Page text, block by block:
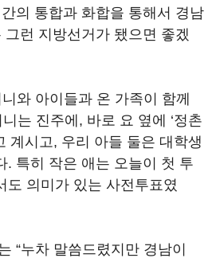
의 통합과 화합을 통해서 경남
런 지방선거가 됐으면 좋겠
와 아이들과 온 가족이 함께
는 진주에, 바로 요 옆에 ‘정촌
계시고, 우리 아들 둘은 대학생
. 특히 작은 애는 오늘이 첫 투
도 의미가 있는 사전투표였
“누차 말씀드렸지만 경남이